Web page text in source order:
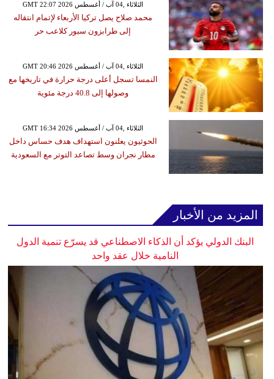
GMT 22:07 2026 الثلاثاء ,04 آب / أغسطس
محمد صلاح يصل تركيا الأربعاء لإتمام انتقاله
إلى طرابزون سبور كلاعب حر
GMT 20:46 2026 الثلاثاء ,04 آب / أغسطس
النمسا تسجل أعلى درجة حرارة في تاريخها مع
وصولها إلى 40.8 درجة مئوية
GMT 16:34 2026 الثلاثاء ,04 آب / أغسطس
الحوثيون يعلنون استهداف هدف حساس داخل
مطار نجران وسط تصاعد التوتر مع السعودية
المزيد من الأخبار
البنك الدولي يؤكد أن الذكاء الاصطناعي قد يسرّع تنمية الدول
النامية خلال عقد واحد